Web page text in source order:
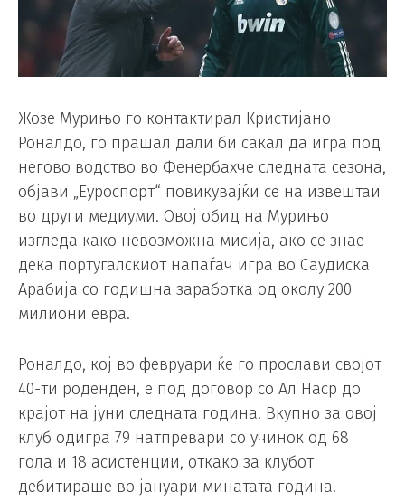
Жозе Мурињо го контактирал Кристијано
Роналдо, го прашал дали би сакал да игра под
негово водство во Фенербахче следната сезона,
објави „Еуроспорт“ повикувајќи се на извештаи
во други медиуми. Овој обид на Мурињо
изгледа како невозможна мисија, ако се знае
дека португалскиот напаѓач игра во Саудиска
Арабија со годишна заработка од околу 200
милиони евра.
Роналдо, кој во февруари ќе го прослави својот
40-ти роденден, е под договор со Ал Наср до
крајот на јуни следната година. Вкупно за овој
клуб одигра 79 натпревари со учинок од 68
гола и 18 асистенции, откако за клубот
дебитираше во јануари минатата година.